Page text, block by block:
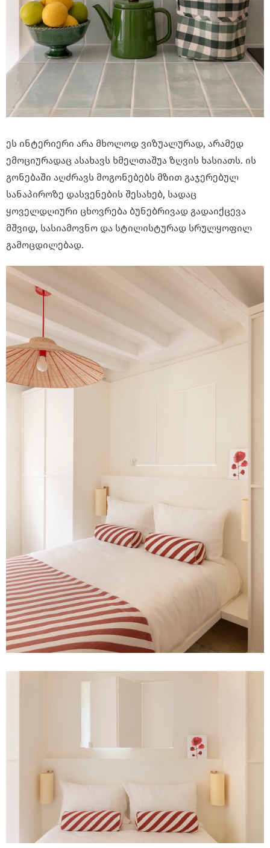
ეს ინტერიერი არა მხოლოდ ვიზუალურად, არამედ
ემოციურადაც ასახავს ხმელთაშუა ზღვის ხასიათს. ის
გონებაში აღძრავს მოგონებებს მზით გაჯერებულ
სანაპიროზე დასვენების შესახებ, სადაც
ყოველდღიური ცხოვრება ბუნებრივად გადაიქცევა
მშვიდ, სასიამოვნო და სტილისტურად სრულყოფილ
გამოცდილებად.